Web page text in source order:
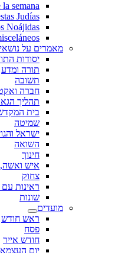
la semana
Judías
Noájidas
מאמרים על
יסודות
תורה ומדע
תשובה
חברה
תהליך
בית
שמיטה
ישראל
השואה
חינוך
איש
צחוק
ראינות
שונות
מועדים
ראש חודש
פסח
חודש אייר
יום